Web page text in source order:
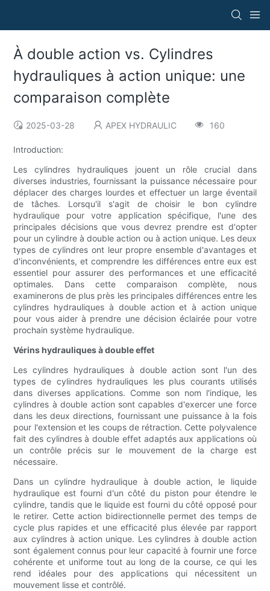
À double action vs. Cylindres
hydrauliques à action unique: une
comparaison complète
2025-03-28 APEX HYDRAULIC 160
Introduction:
Les cylindres hydrauliques jouent un rôle crucial dans
diverses industries, fournissant la puissance nécessaire pour
déplacer des charges lourdes et effectuer un large éventail
de tâches. Lorsqu'il s'agit de choisir le bon cylindre
hydraulique pour votre application spécifique, l'une des
principales décisions que vous devrez prendre est d'opter
pour un cylindre à double action ou à action unique. Les deux
types de cylindres ont leur propre ensemble d'avantages et
d'inconvénients, et comprendre les différences entre eux est
essentiel pour assurer des performances et une efficacité
optimales. Dans cette comparaison complète, nous
examinerons de plus près les principales différences entre les
cylindres hydrauliques à double action et à action unique
pour vous aider à prendre une décision éclairée pour votre
prochain système hydraulique.
Vérins hydrauliques à double effet
Les cylindres hydrauliques à double action sont l'un des
types de cylindres hydrauliques les plus courants utilisés
dans diverses applications. Comme son nom l'indique, les
cylindres à double action sont capables d'exercer une force
dans les deux directions, fournissant une puissance à la fois
pour l'extension et les coups de rétraction. Cette polyvalence
fait des cylindres à double effet adaptés aux applications où
un contrôle précis sur le mouvement de la charge est
nécessaire.
Dans un cylindre hydraulique à double action, le liquide
hydraulique est fourni d'un côté du piston pour étendre le
cylindre, tandis que le liquide est fourni du côté opposé pour
le retirer. Cette action bidirectionnelle permet des temps de
cycle plus rapides et une efficacité plus élevée par rapport
aux cylindres à action unique. Les cylindres à double action
sont également connus pour leur capacité à fournir une force
cohérente et uniforme tout au long de la course, ce qui les
rend idéales pour des applications qui nécessitent un
mouvement lisse et contrôlé.